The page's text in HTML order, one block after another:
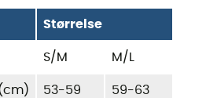
Størrelse
S/M M/L
53-59 59-63